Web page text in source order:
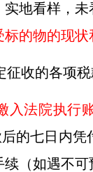
地看样，
的物的现状
收的各项税
法院执行
后的七日内
（如遇不可